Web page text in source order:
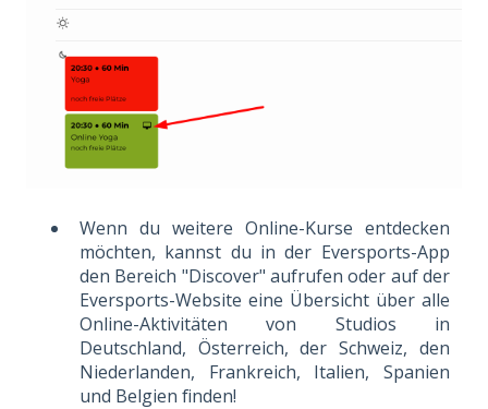
Wenn du weitere Online-Kurse entdecken
möchten, kannst du in der Eversports-App
den Bereich "Discover" aufrufen oder auf der
Eversports-Website eine Übersicht über alle
Online-Aktivitäten von Studios in
Deutschland, Österreich, der Schweiz, den
Niederlanden, Frankreich, Italien, Spanien
und Belgien finden!